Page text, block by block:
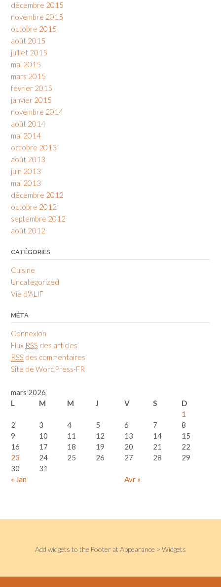
décembre 2015
novembre 2015
octobre 2015
août 2015
juillet 2015
mai 2015
mars 2015
février 2015
janvier 2015
novembre 2014
août 2014
mai 2014
octobre 2013
août 2013
juin 2013
mai 2013
décembre 2012
octobre 2012
septembre 2012
août 2012
CATÉGORIES
Cuisine
Uncategorized
Vie d'ALIF
MÉTA
Connexion
Flux RSS des articles
RSS des commentaires
Site de WordPress-FR
mars 2026
L
M M J V S D
« Jan Avr »
1
2
3 4 5 6 7
8
9
10 11 12 13 14
15
16
17 18 19 20 21
22
23
24 25 26 27 28
29
30
31
Add widgets to the Footer at Appearance > Widgets